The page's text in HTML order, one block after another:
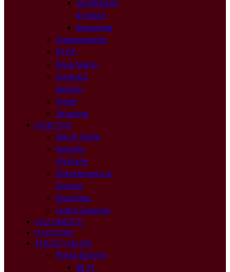
Coordinatori
di Classe
Segreteria
Organigramma
PTOF
Dove Siamo
Comitato
Genitori
Storia
Sicurezza
DIDATTICA
Libri di Testo
Curricolo
d’Istituto
Orientamento in
Entrata
Eportfolio
Centro Sportivo
RICEVIMENTO
ISCRIZIONI
SERVIZI ONLINE
Posta Docenti
@ .IT